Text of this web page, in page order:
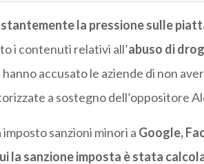
la pressione sulle
i contenuti relativi all’abuso di
accusato le aziende di non
a sostegno dell’oppositore
sanzioni minori a Google,
la sanzione imposta è stata